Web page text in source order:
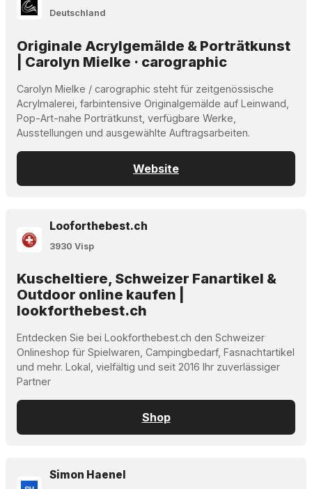
Deutschland
Originale Acrylgemälde & Porträtkunst
| Carolyn Mielke · carographic
Carolyn Mielke / carographic steht für zeitgenössische
Acrylmalerei, farbintensive Originalgemälde auf Leinwand,
Pop-Art-nahe Porträtkunst, verfügbare Werke,
Ausstellungen und ausgewählte Auftragsarbeiten.
Website
Looforthebest.ch
3930 Visp
Kuscheltiere, Schweizer Fanartikel &
Outdoor online kaufen |
lookforthebest.ch
Entdecken Sie bei Lookforthebest.ch den Schweizer
Onlineshop für Spielwaren, Campingbedarf, Fasnachtartikel
und mehr. Lokal, vielfältig und seit 2016 Ihr zuverlässiger
Partner
Shop
Simon Haenel